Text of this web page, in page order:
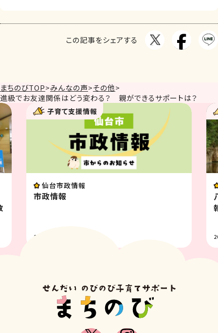
この記事をシェアする
まちのびTOP>みんなの声>その他>
進級でお友達関係はどう変わる？ 親ができるサポートは？
子育て支援情報
八木山動物公園フジサキの杜イベン